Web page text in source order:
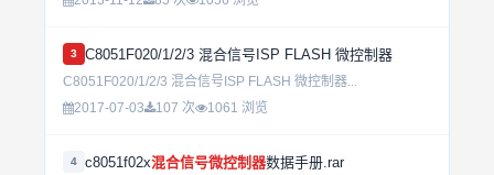
3 C8051F020/1/2/3 混合信号ISP FLASH 微控制器
C8051F020/1/2/3 混合信号ISP FLASH 微控制器...
2017-07-03
107 次 1061 浏览
4 c8051f02x混合信号微控制器数据手册.rar